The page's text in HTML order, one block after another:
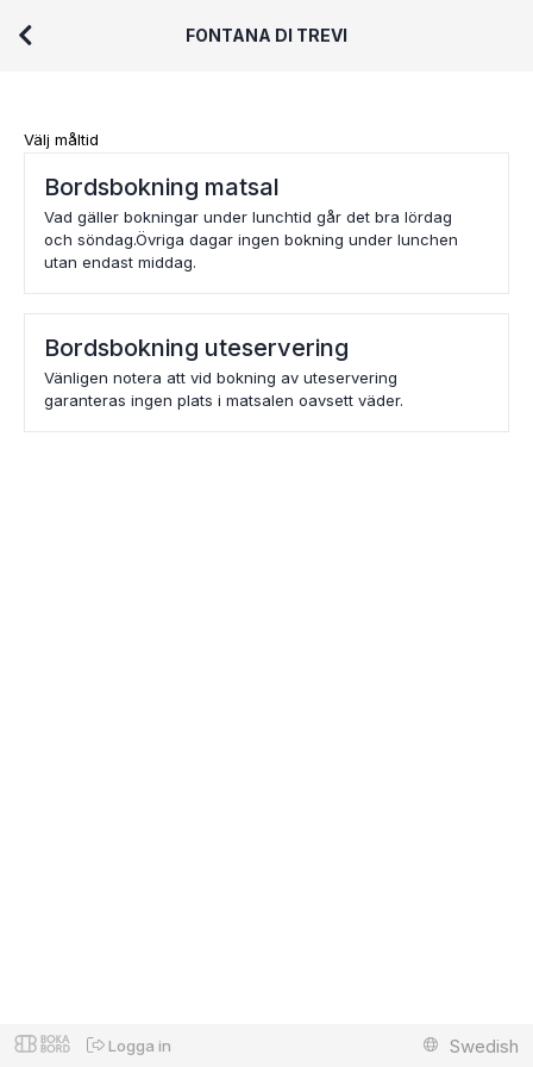
FONTANA DI TREVI
Välj måltid
Bordsbokning matsal
Vad gäller bokningar under lunchtid går det bra lördag
och söndag.Övriga dagar ingen bokning under lunchen
utan endast middag.
Bordsbokning uteservering
Vänligen notera att vid bokning av uteservering
garanteras ingen plats i matsalen oavsett väder.
Logga in Swedish